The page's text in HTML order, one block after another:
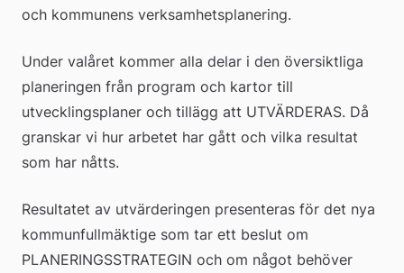
och kommunens verksamhetsplanering.
Under valåret kommer alla delar i den översiktliga
planeringen från program och kartor till
utvecklingsplaner och tillägg att UTVÄRDERAS. Då
granskar vi hur arbetet har gått och vilka resultat
som har nåtts.
Resultatet av utvärderingen presenteras för det nya
kommunfullmäktige som tar ett beslut om
PLANERINGSSTRATEGIN och om något behöver